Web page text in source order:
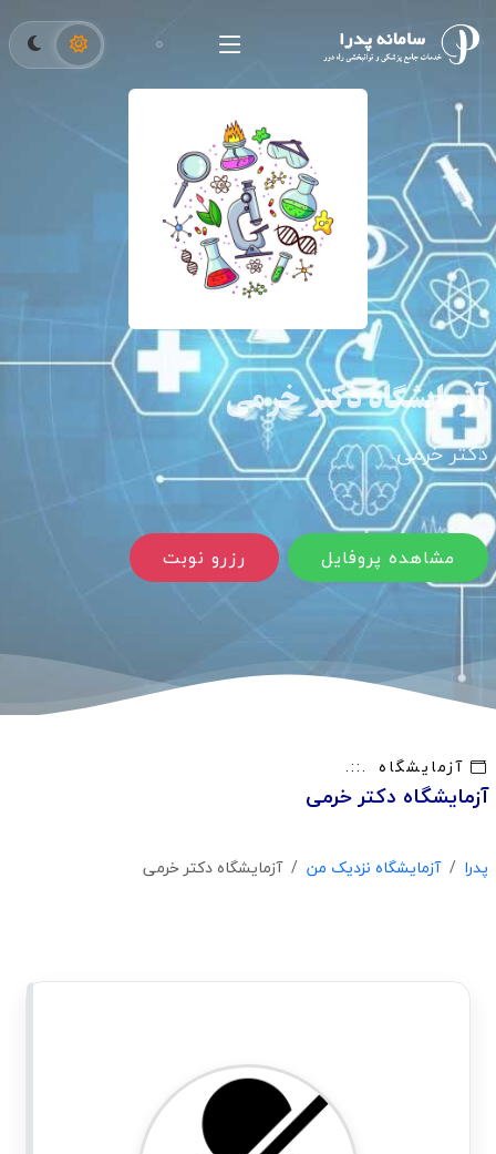
آزمایشگاه دکتر خرمی
دکتر خرمی
رزرو نوبت مشاهده پروفایل
آزمایشگاه
آزمایشگاه دکتر خرمی
پدرا آزمایشگاه نزدیک من آزمایشگاه دکتر خرمی